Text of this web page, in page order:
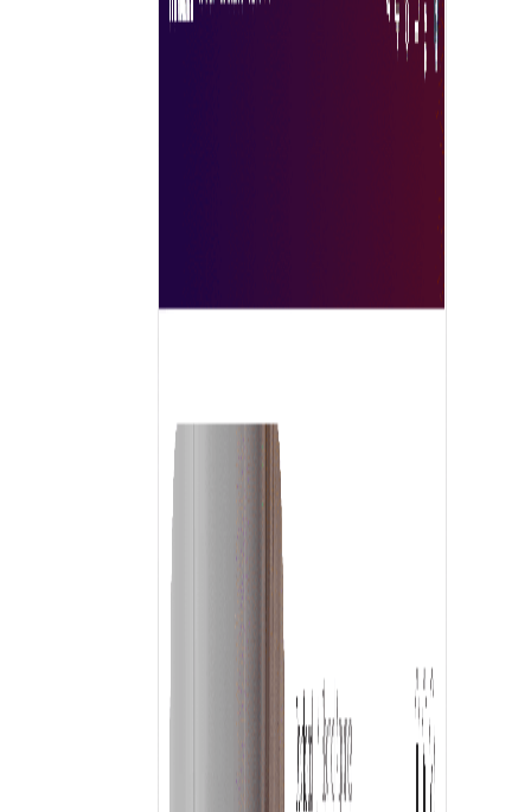
διαδικασία προμηθειών. Η αυξημένη προβολή και
εμβέλεια επιτρέπουν στις επιχειρήσεις να συνδεθούν με
ένα ευρύτερο κοινό. Επιπλέον, τα προηγμένα εργαλεία
εξορθολογίζουν τις συναλλαγές, καθιστώντας τες
ταχύτερες και ασφαλέστερες. Οι αγορές διαθέτουν
σχόλια και αξιολογήσεις χρηστών, βοηθώντας τους
τις απαραίτητες για τις σύγχρονες επιχειρήσεις που
επιδιώκουν να βελτιστοποιήσουν τις στρατηγικές
προμηθειών τους.
τις ανάγκες της εταιρείας σας για την προμήθεια
προϊόντων και υπηρεσιών σε ένα μέρος, με μια εύκολη
και γρήγορη εμπειρία αγορών για επιχειρήσεις.